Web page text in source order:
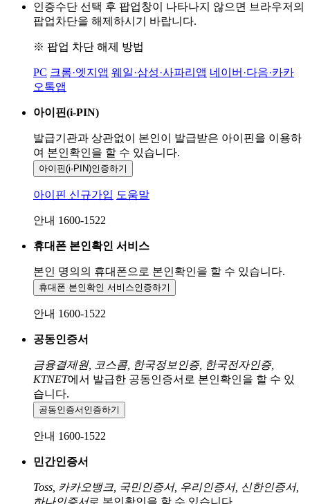
인증수단 선택 후 팝업창이 나타나지 않으면 브라우저의
팝업차단을 해제하시기 바랍니다.
※ 팝업 차단 해제 방법
PC 크롬·엣지앱 웨일·삼성·사파리앱 네이버·다음·카카
오톡앱
아이핀(i-PIN)
발급기관과 상관없이 본인이 발급받은 아이핀을 이용하
여 본인확인을 할 수 있습니다.
아이핀(i-PIN)인증하기
아이핀 신규가입 도움말
안내 1600-1522
휴대폰 본인확인 서비스
본인 명의의 휴대폰으로 본인확인을 할 수 있습니다.
휴대폰 본인확인 서비스인증하기
안내 1600-1522
공동인증서
금융결제원, 코스콤, 한국정보인증, 한국전자인증,
KTNET에서 발급한 공동인증서로 본인확인을 할 수 있
습니다.
공동인증서 인증하기
안내 1600-1522
민간인증서
Toss, 카카오뱅크, 국민인증서, 우리인증서, 신한인증서,